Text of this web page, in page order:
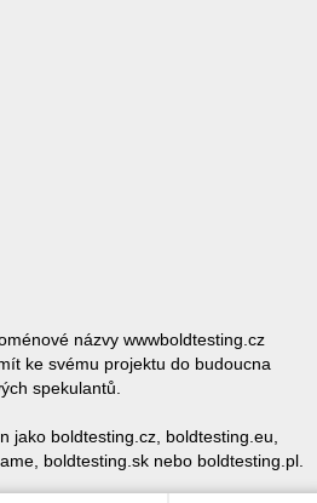
názvy wwwboldtesting.cz
ke svému projektu do budoucna
spekulantů.
jako boldtesting.cz, boldtesting.eu,
boldtesting.sk nebo boldtesting.pl.